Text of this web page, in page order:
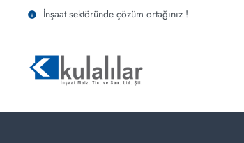
İnşaat sektöründe çözüm ortağınız !